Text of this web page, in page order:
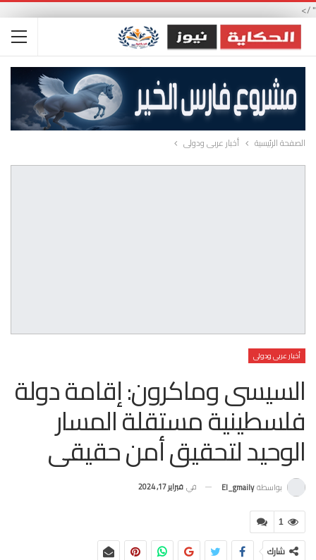
" />
الصفحة الرئيسية أخبار عربى ودولى
أخبار عربى ودولى
السيسى وماكرون: إقامة دولة
فلسطينية مستقلة المسار
الوحيد لتحقيق أمن حقيقى
بواسطة El_gmaily في فبراير 17, 2024
1
شارك